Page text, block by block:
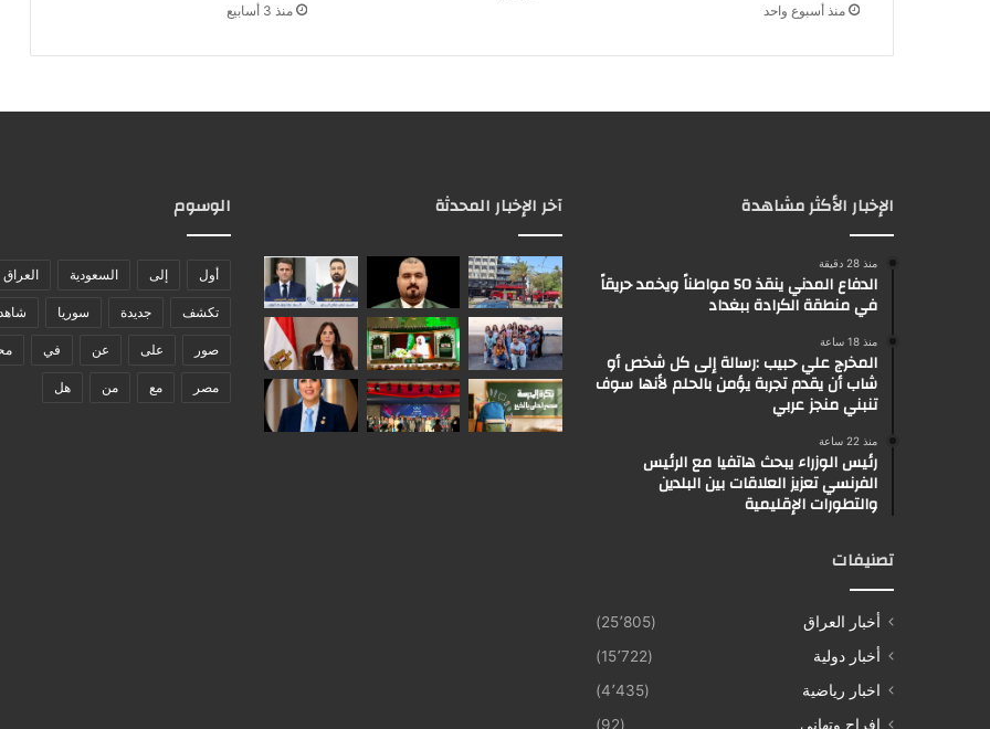
منذ أسبوع واحد منذ 3 أسابيع
الإخبار الأكثر مشاهدة
منذ 28 دقيقة
الدفاع المدني ينقذ 50 مواطناً ويخمد حريقاً
في منطقة الكرادة ببغداد
منذ 18 ساعة
المخرج علي حبيب :رسالة إلى كل شخص أو
شاب أن يقدم تجربة يؤمن بالحلم لأنها سوف
تنبني منجز عربي
منذ 22 ساعة
رئيس الوزراء يبحث هاتفيا مع الرئيس
الفرنسي تعزيز العلاقات بين البلدين
والتطورات الإقليمية
تصنيفات
أخبار العراق
(25٬805)
أخبار دولية
(15٬722)
اخبار رياضية
(4٬435)
افراح وتهاني
(92)
آخر الإخبار المحدثة الوسوم
أول إلى السعودية العراق
تكشف جديدة سوريا شاهد
صور على عن في
مصر مع من هل